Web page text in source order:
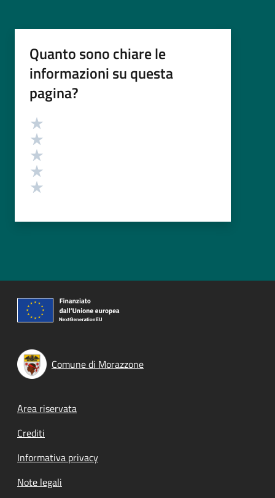
Quanto sono chiare le
informazioni su questa
pagina?
Valutazione
Comune di Morazzone
Footer menu
Area riservata
Crediti
Informativa privacy
Note legali